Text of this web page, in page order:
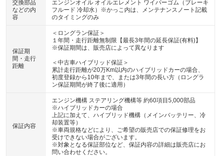
交換部品
などの内
容
エンジンオイル オイルエレメント ワイパーゴム（ブレーキ
フルード 冷却水）※かっこ内は、メンテナンスノート記載
のタイミングのみ
保証期
間・走行
距離
＜ロングラン保証＞
１年間・走行距離無制限【最長3年間の延長保証(有料)】
※保証期間は、販売店によって異なります
＜中古車ハイブリッド保証＞
累計走行距離が20万Km以内のハイブリッドカーの場合、
初度登録から10年まで、または3年間の長い方（ロングラ
ン保証期間が終了後に適用）
保証内容
エンジン機構 ステアリング機構等 約60項目5,000部品
※ハイブリッドカーの場合
上記に加えて、ハイブリッド機構（メインバッテリー、冷
却装置等）
※車両規格などにより、ご希望の販売店での保証修理をお
受けできない場合がございます。
※対象となる保証部位など、保証内容の詳細は販売店にお
問い合わせください。